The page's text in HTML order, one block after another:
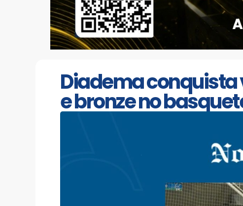
Diadema
e bronze no